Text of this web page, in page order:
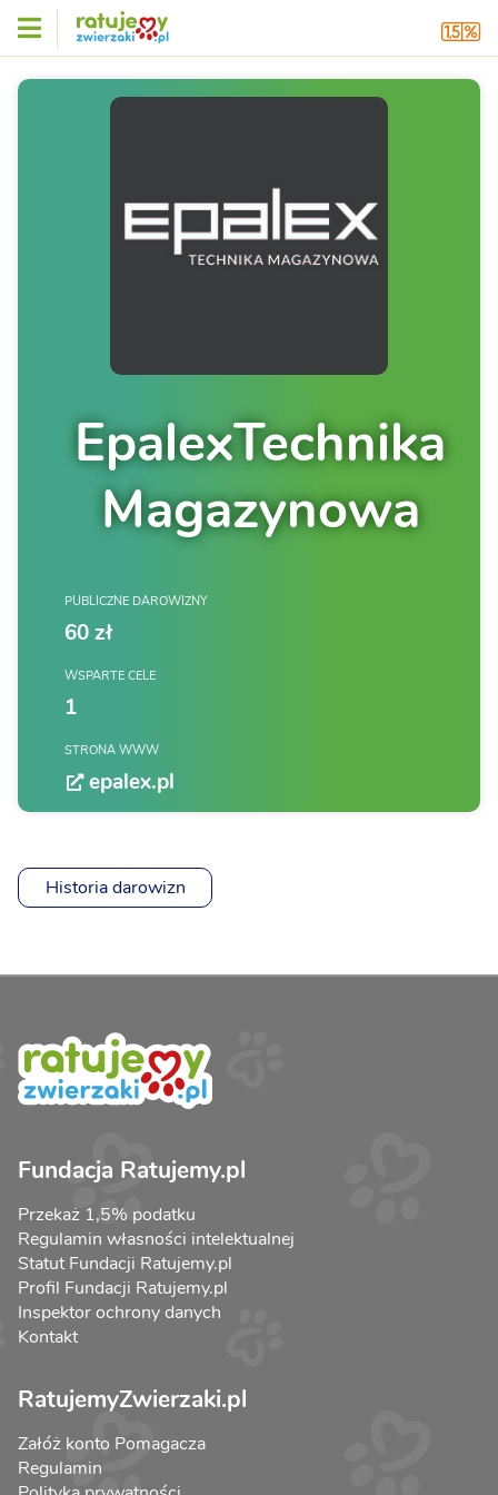
EpalexTechnika
Magazynowa
PUBLICZNE DAROWIZNY
60 zł
WSPARTE CELE
1
STRONA WWW
epalex.pl
Historia darowizn
Fundacja Ratujemy.pl
Przekaż 1,5% podatku
Regulamin własności intelektualnej
Statut Fundacji Ratujemy.pl
Profil Fundacji Ratujemy.pl
Inspektor ochrony danych
Kontakt
RatujemyZwierzaki.pl
Załóż konto Pomagacza
Regulamin